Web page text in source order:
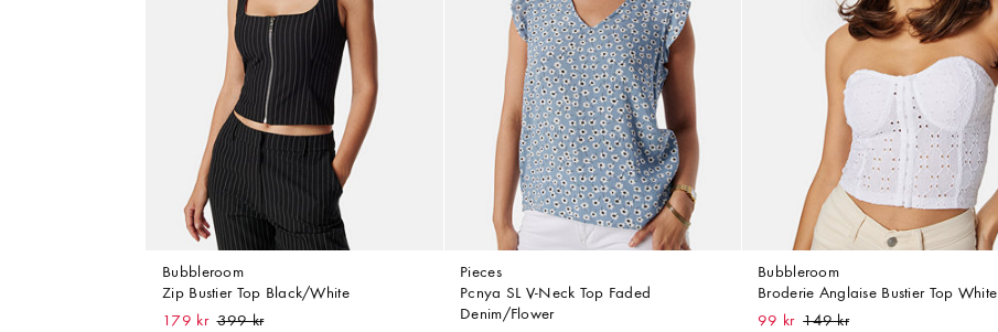
Bubbleroom
Zip Bustier Top Black/White
179 kr
Pieces
Pcnya SL V-Neck Top Faded
Denim/Flower
Bubbleroom
Broderie Anglaise Bustier Top White
99 kr